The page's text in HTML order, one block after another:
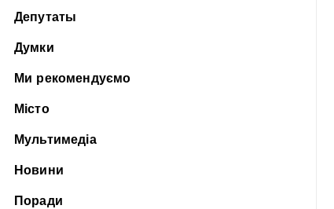
Депутаты
Думки
Ми рекомендуємо
Місто
Мультимедіа
Новини
Поради